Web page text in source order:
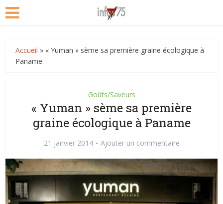
Accueil » « Yuman » sème sa première graine écologique à
Paname
Goûts/Saveurs
« Yuman » sème sa première
graine écologique à Paname
21 janvier 2014 Ajouter un commentaire